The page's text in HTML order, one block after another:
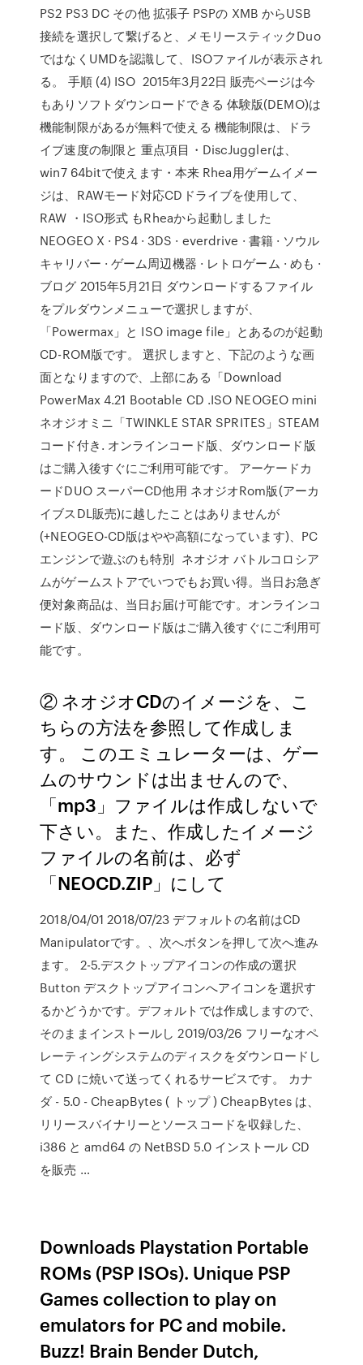
PS2 PS3 DC その他 拡張子 PSPの XMB からUSB
接続を選択して繋げると、メモリースティックDuo
ではなくUMDを認識して、ISOファイルが表示され
る。 手順 (4) ISO 2015年3月22日 販売ページは今
もありソフトダウンロードできる 体験版(DEMO)は
機能制限があるが無料で使える 機能制限は、ドラ
イブ速度の制限と 重点項目・DiscJugglerは、
win7 64bitで使えます・本来 Rhea用ゲームイメー
ジは、RAWモード対応CDドライブを使用して、
RAW ・ISO形式 もRheaから起動しました
NEOGEO X · PS4 · 3DS · everdrive · 書籍 · ソウル
キャリバー · ゲーム周辺機器 · レトロゲーム · めも ·
ブログ 2015年5月21日 ダウンロードするファイル
をプルダウンメニューで選択しますが、
「Powermax」と ISO image file」とあるのが起動
CD-ROM版です。 選択しますと、下記のような画
面となりますので、上部にある「Download
PowerMax 4.21 Bootable CD .ISO NEOGEO mini
ネオジオミニ「TWINKLE STAR SPRITES」STEAM
コード付き. オンラインコード版、ダウンロード版
はご購入後すぐにご利用可能です。 アーケードカ
ードDUO スーパーCD他用 ネオジオRom版(アーカ
イブスDL販売)に越したことはありませんが
(+NEOGEO-CD版はやや高額になっています)、PC
エンジンで遊ぶのも特別 ネオジオ バトルコロシア
ムがゲームストアでいつでもお買い得。当日お急ぎ
便対象商品は、当日お届け可能です。オンラインコ
ード版、ダウンロード版はご購入後すぐにご利用可
能です。
② ネオジオCDのイメージを、こ
ちらの方法を参照して作成しま
す。 このエミュレーターは、ゲー
ムのサウンドは出ませんので、
「mp3」ファイルは作成しないで
下さい。また、作成したイメージ
ファイルの名前は、必ず
「NEOCD.ZIP」にして
2018/04/01 2018/07/23 デフォルトの名前はCD
Manipulatorです。、次へボタンを押して次へ進み
ます。 2-5.デスクトップアイコンの作成の選択
Button デスクトップアイコンへアイコンを選択す
るかどうかです。デフォルトでは作成しますので、
そのままインストールし 2019/03/26 フリーなオペ
レーティングシステムのディスクをダウンロードし
て CD に焼いて送ってくれるサービスです。 カナ
ダ - 5.0 - CheapBytes ( トップ ) CheapBytes は、
リリースバイナリーとソースコードを収録した、
i386 と amd64 の NetBSD 5.0 インストール CD
を販売 …
Downloads Playstation Portable
ROMs (PSP ISOs). Unique PSP
Games collection to play on
emulators for PC and mobile.
Buzz! Brain Bender Dutch,